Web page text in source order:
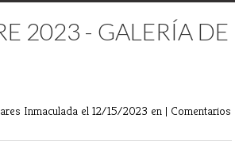
2023 - GALERÍA DE
Inmaculada el 12/15/2023 en | Comentarios